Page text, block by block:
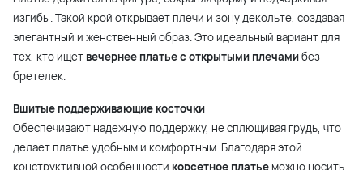
изгибы. Такой крой открывает плечи и зону декольте, создавая
элегантный и женственный образ. Это идеальный вариант для
тех, кто ищет вечернее платье с открытыми плечамибез
бретелек.
Вшитые поддерживающие косточки
Обеспечивают надежную поддержку, не сплющивая грудь, что
делает платье удобным и комфортным. Благодаря этой
конструктивной особенности корсетное платье можно носить